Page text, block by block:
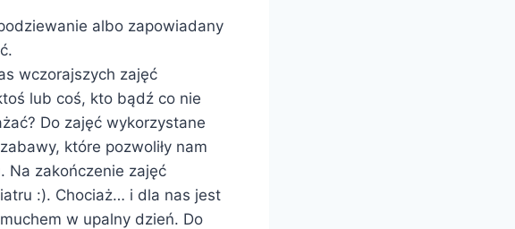
albo zapowiadany
wczorajszych zajęć
lub coś, kto bądź co nie
Do zajęć wykorzystane
które pozwoliły nam
Na zakończenie zajęć
:). Chociaż… i dla nas jest
w upalny dzień. Do